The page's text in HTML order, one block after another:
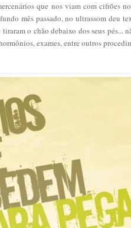
que nos viam com cifrões
mês passado, no ultrassom deu
o chão debaixo dos seus pés...
exames, entre outros